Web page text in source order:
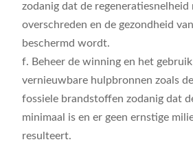
zodanig dat de
overschreden en de gezondheid
beschermd wordt.
f. Beheer de winning en het
vernieuwbare hulpbronnen zoals
fossiele brandstoffen zodanig dat
minimaal is en er geen ernstige
resulteert.